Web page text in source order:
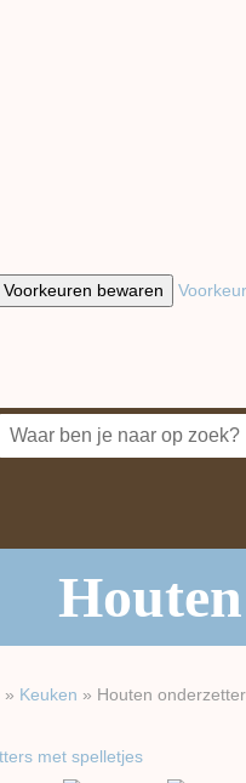
Voorkeuren bewaren
» Keuken » Houten